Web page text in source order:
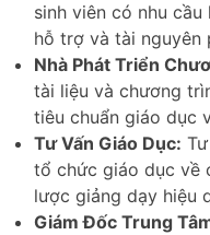
sinh viên có nhu
hỗ trợ và tài nguyên
Nhà Phát Triển
tài liệu và chương
tiêu chuẩn giáo dục
Tư Vấn Giáo Dục:
tổ chức giáo dục về
lược giảng dạy hiệu
Giám Đốc Trung